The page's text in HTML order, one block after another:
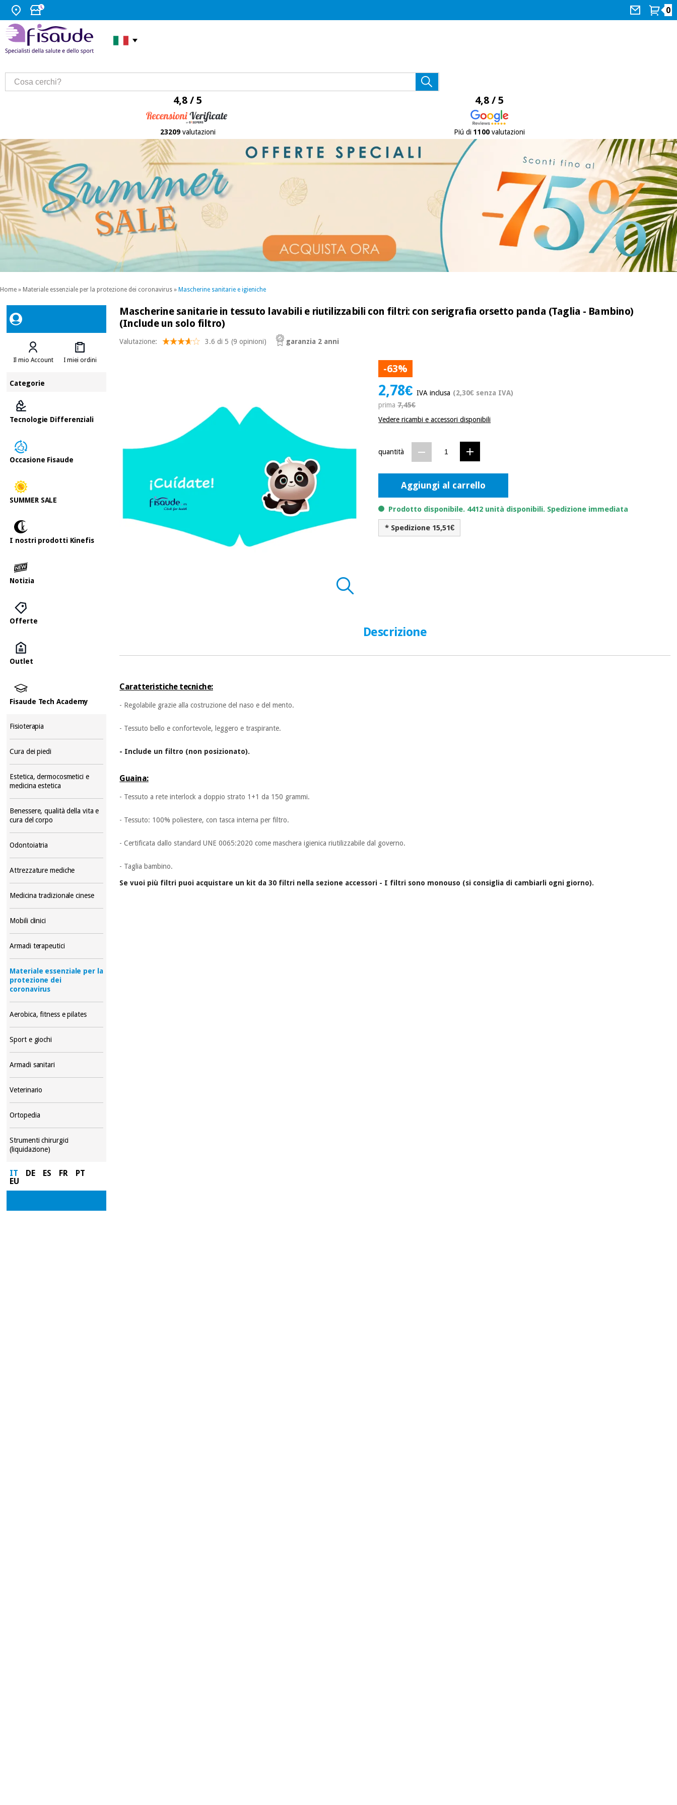
0
4,8 / 5
23209valutazioni
4,8 / 5
Piú di 1100valutazioni
Home » Materiale essenziale per la protezione dei coronavirus » Mascherine sanitarie e igieniche
Il mio Account I miei ordini
Categorie
Tecnologie Differenziali
Occasione Fisaude
SUMMER SALE
I nostri prodotti Kinefis
Notizia
Offerte
Outlet
Fisaude Tech Academy
Fisioterapia
Cura dei piedi
Estetica, dermocosmetici e
medicina estetica
Benessere, qualità della vita e
cura del corpo
Odontoiatria
Attrezzature mediche
Medicina tradizionale cinese
Mobili clinici
Armadi terapeutici
Materiale essenziale per la
protezione dei
coronavirus
Aerobica, fitness e pilates
Sport e giochi
Armadi sanitari
Veterinario
Ortopedia
Strumenti chirurgici
(liquidazione)
IT DE ES FR
PT
EU
Mascherine sanitarie in tessuto lavabili e riutilizzabili con filtri: con serigrafia orsetto panda (Taglia - Bambino)
(Include un solo filtro)
Valutazione: 3.6 di 5 (9 opinioni) garanzia 2 anni
-63%
2,78€IVA inclusa (2,30€ senza IVA)
prima7,45€
Vedere ricambi e accessori disponibili
quantità
Aggiungi al carrello
Prodotto disponibile. 4412 unità disponibili. Spedizione immediata
* Spedizione 15,51€
Descrizione
Caratteristiche tecniche:
- Regolabile grazie alla costruzione del naso e del mento.
- Tessuto bello e confortevole, leggero e traspirante.
- Include un filtro (non posizionato).
Guaina:
- Tessuto a rete interlock a doppio strato 1+1 da 150 grammi.
- Tessuto: 100% poliestere, con tasca interna per filtro.
- Certificata dallo standard UNE 0065:2020 come maschera igienica riutilizzabile dal governo.
- Taglia bambino.
Se vuoi più filtri puoi acquistare un kit da 30 filtri nella sezione accessori - I filtri sono monouso (si consiglia di cambiarli ogni giorno).